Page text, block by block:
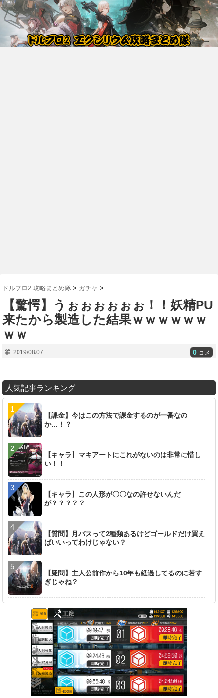
ドルフロ2 攻略まとめ隊 > ガチャ >
【驚愕】うぉぉぉぉぉぉ！！妖精PU
来たから製造した結果ｗｗｗｗｗｗ
ｗｗ
2019/08/07 0 コメ
人気記事ランキング
【課金】今はこの方法で課金するのが一番なの
か…！？
【キャラ】マキアートにこれがないのは非常に惜し
い！！
【キャラ】この人形が〇〇なの許せないんだ
が？？？？？
【質問】月パスって2種類あるけどゴールドだけ買え
ばいいってわけじゃない？
【疑問】主人公前作から10年も経過してるのに若す
ぎじゃね？